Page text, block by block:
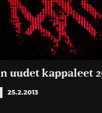
uudet kappaleet
25.2.2013